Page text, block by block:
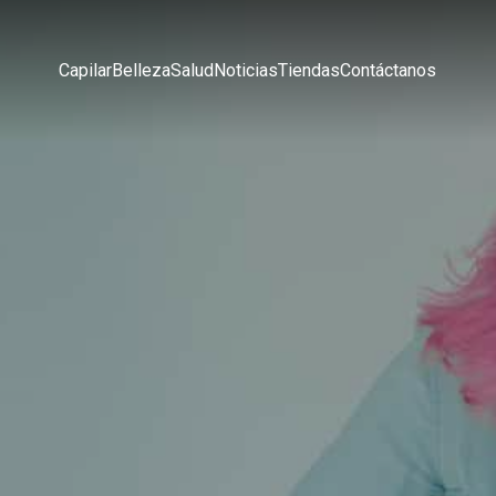
CapilarBellezaSaludNoticiasTiendasContáctanos